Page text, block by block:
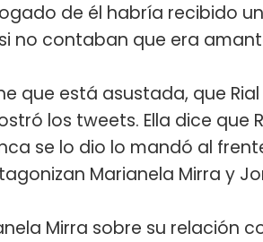
de él habría recibido
no contaban que era
que está asustada, que
los tweets. Ella dice
se lo dio lo mandó al
Marianela Mirra y
Mirra sobre su relación